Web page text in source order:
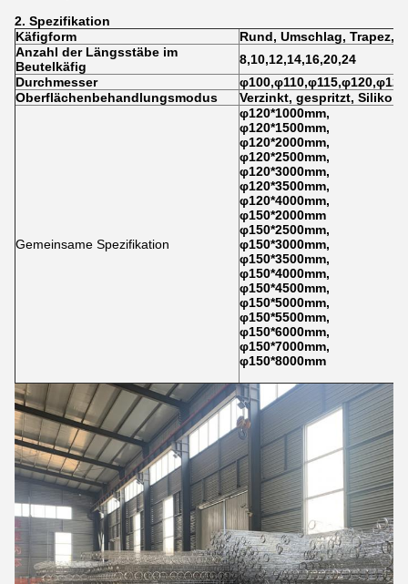
2. Spezifikation
Käfigform
Rund, Umschlag, Trapez,
Anzahl der Längsstäbe im
Beutelkäfig
8,10,12,14,16,20,24
Durchmesser
Oberflächenbehandlungsmodus
Verzinkt, gespritzt, Silikon
Gemeinsame Spezifikation
φ120*1000mm,
φ120*1500mm,
φ120*2000mm,
φ120*2500mm,
φ120*3000mm,
φ120*3500mm,
φ120*4000mm,
φ150*2000mm
φ150*2500mm,
φ150*3000mm,
φ150*3500mm,
φ150*4000mm,
φ150*4500mm,
φ150*5000mm,
φ150*5500mm,
φ150*6000mm,
φ150*7000mm,
φ150*8000mm